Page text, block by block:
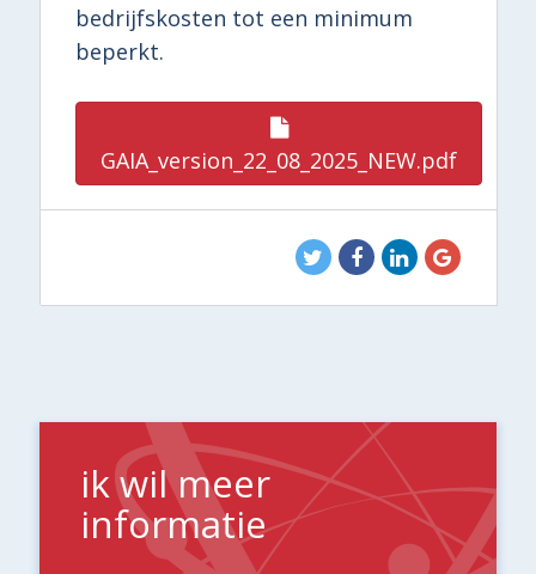
bedrijfskosten tot een minimum
beperkt.
GAIA_version_22_08_2025_NEW.pdf
ik wil meer
informatie